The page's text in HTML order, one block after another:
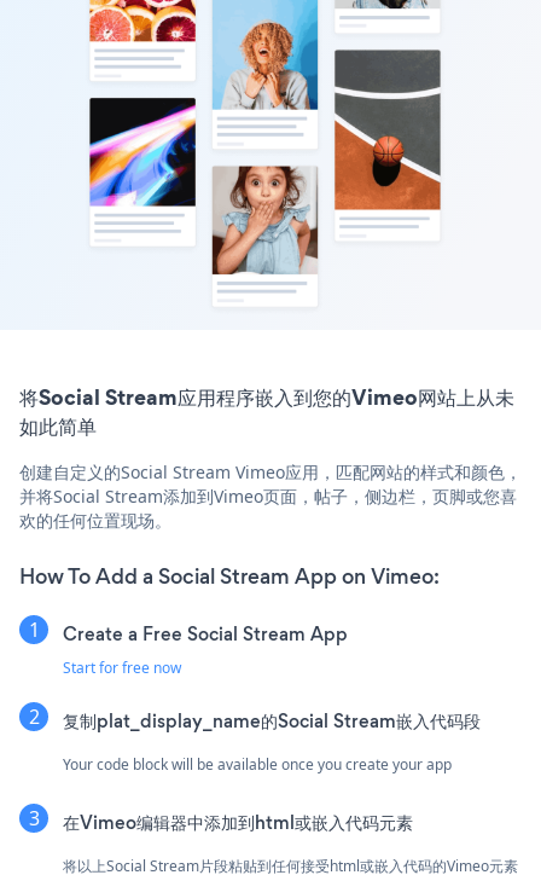
将Social Stream应用程序嵌入到您的Vimeo网站上从未
如此简单
创建自定义的Social Stream Vimeo应用，匹配网站的样式和颜色，
并将Social Stream添加到Vimeo页面，帖子，侧边栏，页脚或您喜
欢的任何位置现场。
How To Add a Social Stream App on Vimeo:
Create a Free Social Stream App
Start for free now
复制plat_display_name的Social Stream嵌入代码段
Your code block will be available once you create your app
在Vimeo编辑器中添加到html或嵌入代码元素
将以上Social Stream片段粘贴到任何接受html或嵌入代码的Vimeo元素